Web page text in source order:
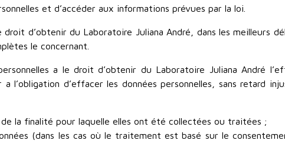
et d’accéder aux informations prévues par la loi.
d’obtenir du Laboratoire Juliana André, dans les meilleurs
le concernant.
a le droit d’obtenir du Laboratoire Juliana André
l’obligation d’effacer les données personnelles, sans retard
de la finalité pour laquelle elles ont été collectées ou traitées ;
(dans les cas où le traitement est basé sur le